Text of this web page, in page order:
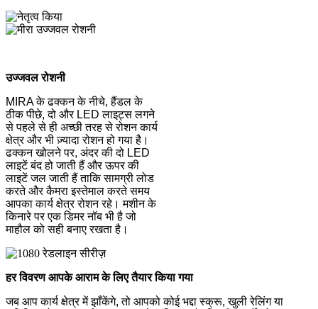
उज्जवल रोशनी
MIRA के ढक्कन के नीचे, हैंडल के
ठीक पीछे, दो और LED लाइट्स लगने
से पहले से ही अच्छी तरह से रोशन कार्य
क्षेत्र और भी ज़्यादा रोशन हो गया है।
ढक्कन खोलने पर, अंदर की दो LED
लाइटें बंद हो जाती हैं और ऊपर की
लाइटें जल जाती हैं ताकि सामग्री लोड
करते और कैमरा इस्तेमाल करते समय
आपका कार्य क्षेत्र रोशन रहे। मशीन के
किनारे पर एक डिमर नॉब भी है जो
माहौल को सही बनाए रखता है।
हर विवरण आपके आराम के लिए तैयार किया गया
जब आप कार्य क्षेत्र में झाँकेंगे, तो आपको कोई भद्दा स्क्रू, खुली रेलिंग या